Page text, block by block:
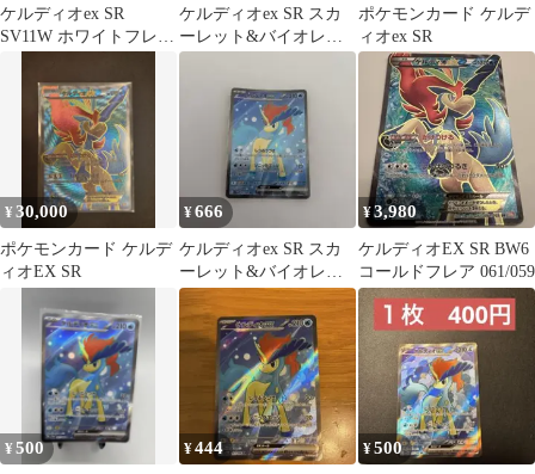
ケルディオex SR
SV11W ホワイトフレア
ケルディオex SR スカ
ーレット&バイオレッ
ト 拡張パック ホワイト
ポケモンカード ケルデ
ィオex SR
¥30,000
ポケモンカード ケルデ
ィオEX SR
¥666
ケルディオex SR スカ
ーレット&バイオレッ
ト 拡張パック ホワイト
フレア …
¥3,980
ケルディオEX SR BW6
コールドフレア 061/059
¥500 ¥444 ¥500